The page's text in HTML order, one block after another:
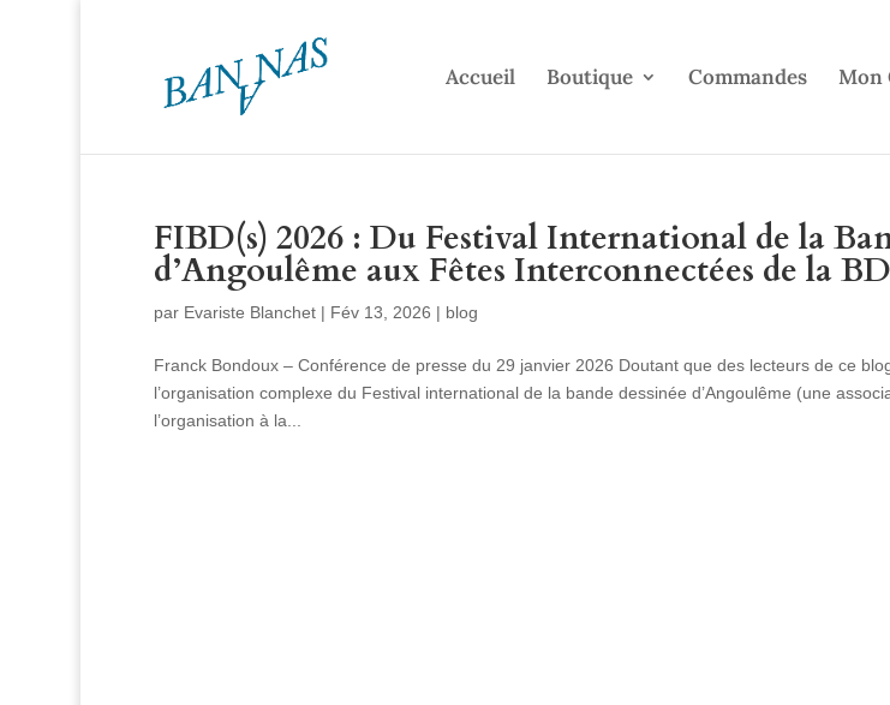
Accueil Boutique Commandes Mon
FIBD(s) 2026 : Du Festival International de la
d’Angoulême aux Fêtes Interconnectées de la BD
par Evariste Blanchet| Fév 13, 2026 | blog
Franck Bondoux – Conférence de presse du 29 janvier 2026 Doutant que des lecteurs de ce
l’organisation complexe du Festival international de la bande dessinée d’Angoulême (une
l’organisation à la...